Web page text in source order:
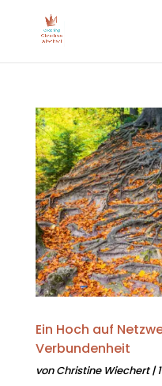
Ein Hoch auf
Verbundenheit
vonChristine Wiechert|